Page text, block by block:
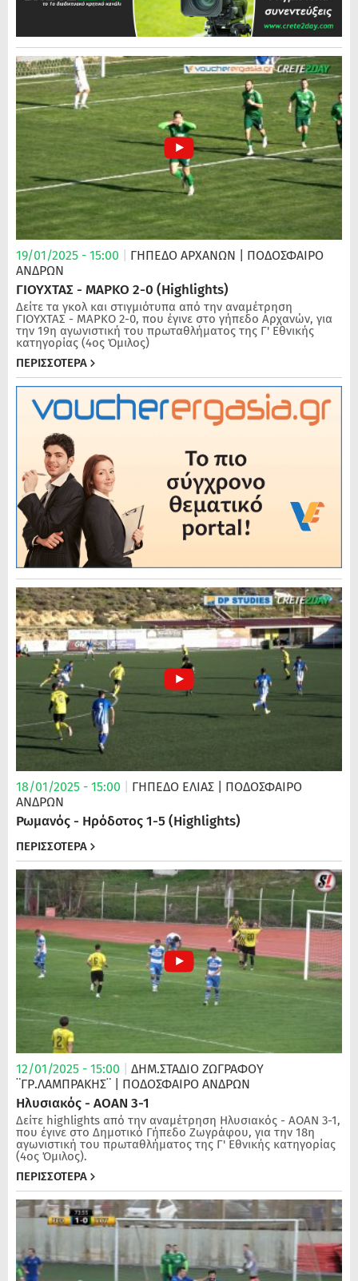
19/01/2025 - 15:00 ΓΗΠΕΔΟ ΑΡΧΑΝΩΝ
| ΠΟΔΌΣΦΑΙΡΟ
ΑΝΔΡΏΝ
ΓΙΟΥΧΤΑΣ - ΜΑΡΚΟ 2-0 (Highlights)
Δείτε τα γκολ και στιγμιότυπα από την αναμέτρηση
ΓΙΟΥΧΤΑΣ - ΜΑΡΚΟ 2-0, που έγινε στο γήπεδο Αρχανών, για
την 19η αγωνιστική του πρωταθλήματος της Γ' Εθνικής
κατηγορίας (4ος Όμιλος)
ΠΕΡΙΣΣΟΤΕΡΑ
18/01/2025 - 15:00 ΓΗΠΕΔΟ ΕΛΙΑΣ
| ΠΟΔΌΣΦΑΙΡΟ
ΑΝΔΡΏΝ
Ρωμανός - Ηρόδοτος 1-5 (Highlights)
ΠΕΡΙΣΣΟΤΕΡΑ
12/01/2025 - 15:00
ΔΗΜ.ΣΤΑΔΙΟ ΖΩΓΡΑΦΟΥ
¨ΓΡ.ΛΑΜΠΡΑΚΗΣ¨
| ΠΟΔΌΣΦΑΙΡΟ ΑΝΔΡΏΝ
Ηλυσιακός - ΑΟΑΝ 3-1
Δείτε highlights από την αναμέτρηση Ηλυσιακός - ΑΟΑΝ 3-1,
που έγινε στο Δημοτικό Γήπεδο Ζωγράφου, για την 18η
αγωνιστική του πρωταθλήματος της Γ' Εθνικής κατηγορίας
(4ος Όμιλος).
ΠΕΡΙΣΣΟΤΕΡΑ